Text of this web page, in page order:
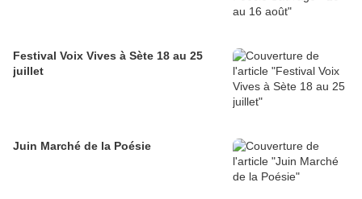
Festival Voix Vives à Sète 18 au 25
juillet
Juin Marché de la Poésie